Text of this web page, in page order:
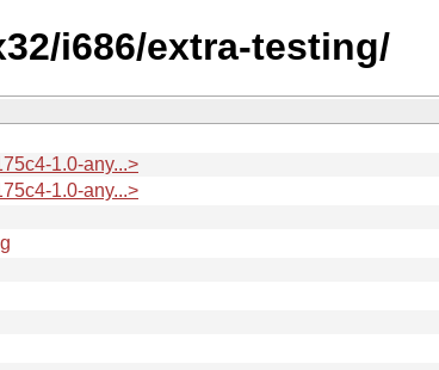
i686/extra-testing/
1.0-any...>
1.0-any...>